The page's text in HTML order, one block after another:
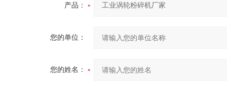
产品：
您的单位：
您的姓名：